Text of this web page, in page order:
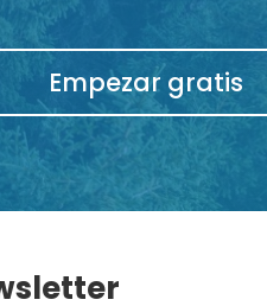
Empezar gratis